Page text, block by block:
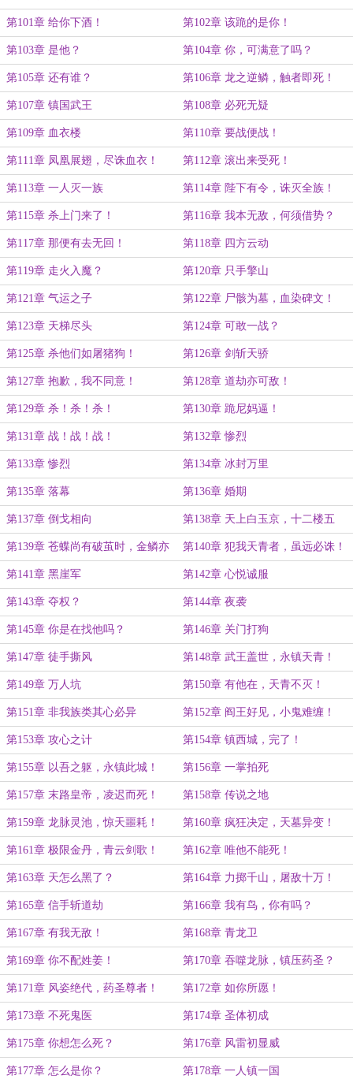
第101章 给你下酒！ 第102章 该跪的是你！
第103章 是他？ 第104章 你，可满意了吗？
第105章 还有谁？ 第106章 龙之逆鳞，触者即死！
第107章 镇国武王 第108章 必死无疑
第109章 血衣楼 第110章 要战便战！
第111章 凤凰展翅，尽诛血衣！ 第112章 滚出来受死！
第113章 一人灭一族 第114章 陛下有令，诛灭全族！
第115章 杀上门来了！ 第116章 我本无敌，何须借势？
第117章 那便有去无回！ 第118章 四方云动
第119章 走火入魔？ 第120章 只手擎山
第121章 气运之子 第122章 尸骸为墓，血染碑文！
第123章 天梯尽头 第124章 可敢一战？
第125章 杀他们如屠猪狗！ 第126章 剑斩天骄
第127章 抱歉，我不同意！ 第128章 道劫亦可敌！
第129章 杀！杀！杀！ 第130章 跪尼妈逼！
第131章 战！战！战！ 第132章 惨烈
第133章 惨烈 第134章 冰封万里
第135章 落幕 第136章 婚期
第137章 倒戈相向 第138章 天上白玉京，十二楼五
城！
第139章 苍蝶尚有破茧时，金鳞亦
有化龙日！
第140章 犯我天青者，虽远必诛！
第141章 黑崖军 第142章 心悦诚服
第143章 夺权？ 第144章 夜袭
第145章 你是在找他吗？ 第146章 关门打狗
第147章 徒手撕风 第148章 武王盖世，永镇天青！
第149章 万人坑 第150章 有他在，天青不灭！
第151章 非我族类其心必异 第152章 阎王好见，小鬼难缠！
第153章 攻心之计 第154章 镇西城，完了！
第155章 以吾之躯，永镇此城！ 第156章 一掌拍死
第157章 末路皇帝，凌迟而死！ 第158章 传说之地
第159章 龙脉灵池，惊天噩耗！ 第160章 疯狂决定，天墓异变！
第161章 极限金丹，青云剑歌！ 第162章 唯他不能死！
第163章 天怎么黑了？ 第164章 力掷千山，屠敌十万！
第165章 信手斩道劫 第166章 我有鸟，你有吗？
第167章 有我无敌！ 第168章 青龙卫
第169章 你不配姓姜！ 第170章 吞噬龙脉，镇压药圣？
第171章 风姿绝代，药圣尊者！ 第172章 如你所愿！
第173章 不死鬼医 第174章 圣体初成
第175章 你想怎么死？ 第176章 风雷初显威
第177章 怎么是你？ 第178章 一人镇一国